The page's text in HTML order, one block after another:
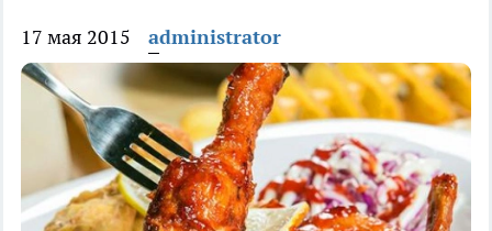
17 мая 2015 administrator